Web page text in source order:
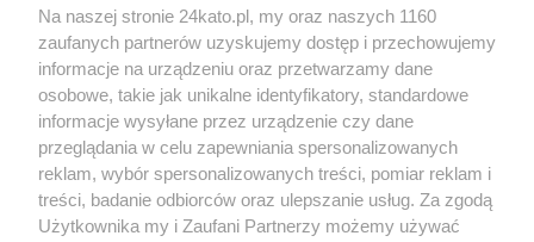
Wydawca mediów lokalnych
Nie zapomnij
zapoznać się z:
polityką prywatności regulamin korzystania z portali
Twojemiasto Skontaktuj sięz nami
Na naszej stronie 24kato.pl, my oraz naszych 1160
zaufanych partnerów uzyskujemy dostęp i przechowujemy
informacje na urządzeniu oraz przetwarzamy dane
osobowe, takie jak unikalne identyfikatory, standardowe
informacje wysyłane przez urządzenie czy dane
przeglądania w celu zapewniania spersonalizowanych
reklam, wybór spersonalizowanych treści, pomiar reklam i
treści, badanie odbiorców oraz ulepszanie usług. Za zgodą
Użytkownika my i Zaufani Partnerzy możemy używać